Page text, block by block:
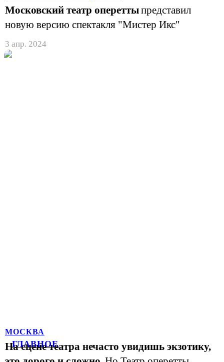
ГЛАВНОЕ
Московский театр опереттыпредставил
новую версию спектакля "Мистер Икс"
3 апр. 2024
МОСКВА
На сцене театра нечасто увидишь экзотику,